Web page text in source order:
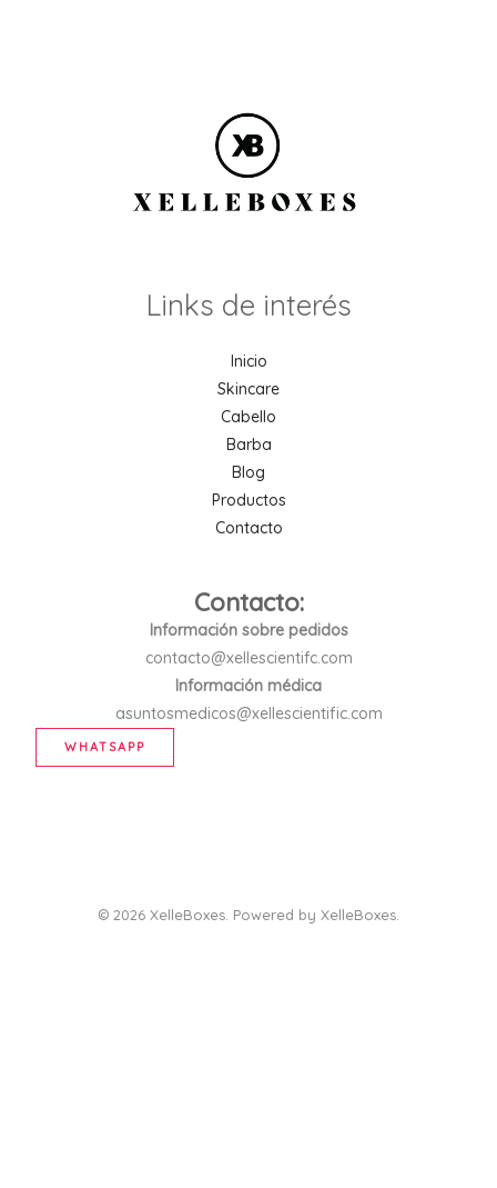
Links de interés
Inicio
Skincare
Cabello
Barba
Blog
Productos
Contacto
Contacto:
Información sobre pedidos
contacto@xellescientifc.com
Información médica
asuntosmedicos@xellescientific.com
WHATSAPP
© 2026 XelleBoxes. Powered by XelleBoxes.